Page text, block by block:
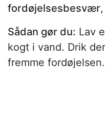
fordøjelsesbesvær
Sådan gør du: Lav
kogt i vand. Drik
fremme fordøjelsen.